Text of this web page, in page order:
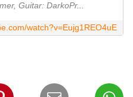
Guitar: DarkoPr...
watch?v=Eujg1REO4uE